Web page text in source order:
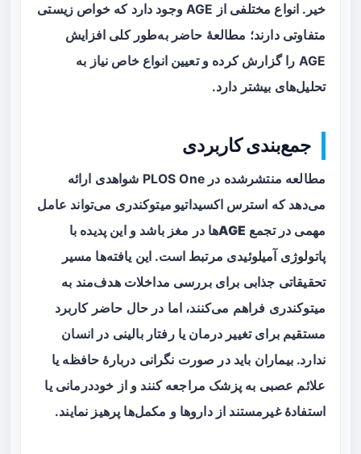
خیر. انواع مختلفی از AGE وجود دارد که خواص زیستی
متفاوتی دارند؛ مطالعهٔ حاضر به‌طور کلی افزایش
AGE را گزارش کرده و تعیین انواع خاص نیاز به
تحلیل‌های بیشتر دارد.
جمع‌بندی کاربردی
مطالعه منتشرشده در PLOS One شواهدی ارائه
می‌دهد که استرس اکسیداتیو میتوکندری می‌تواند عامل
مهمی در تجمع AGEها در مغز باشد و این پدیده با
پاتولوژی آمیلوئیدی مرتبط است. این یافته‌ها مسیر
تحقیقاتی جذابی برای بررسی مداخلات هدف‌مند به
میتوکندری فراهم می‌کنند، اما در حال حاضر کاربرد
مستقیم برای تغییر درمان یا رفتار بالینی در انسان
ندارد. بیماران باید در صورت نگرانی دربارهٔ حافظه یا
علائم عصبی به پزشک مراجعه کنند و از خوددرمانی یا
استفادهٔ غیرمستند از داروها و مکمل‌ها پرهیز نمایند.